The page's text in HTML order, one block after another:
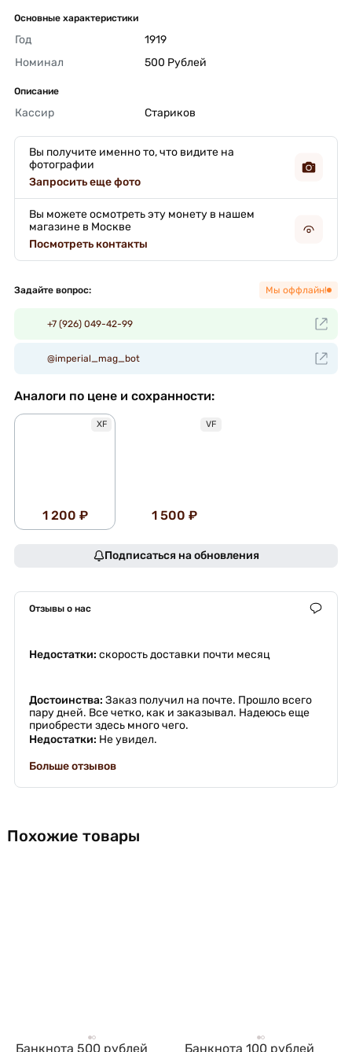
Основные характеристики
Год
1919
Номинал
500 Рублей
Описание
Кассир Стариков
Вы получите именно то, что видите на
фотографии
Запросить еще фото
Вы можете осмотреть эту монету в нашем
магазине в Москве
Посмотреть контакты
Задайте вопрос: Мы оффлайн!
+7 (926) 049-42-99
@imperial_mag_bot
Аналоги по цене и сохранности:
XF
1 200 ₽
VF
1 500 ₽
Подписаться на обновления
Отзывы о нас
Недостатки: скорость доставки почти месяц
Достоинства: Заказ получил на почте. Прошло всего
пару дней. Все четко, как и заказывал. Надеюсь еще
приобрести здесь много чего.
Недостатки: Не увидел.
Больше отзывов
Похожие товары
Банкнота 500 рублей Банкнота 100 рублей